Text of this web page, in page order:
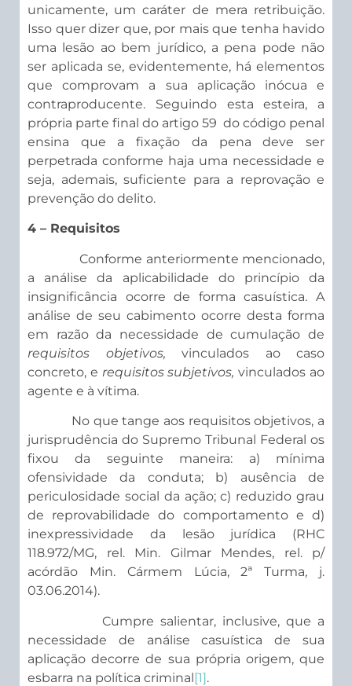
unicamente, um caráter de mera retribuição.
Isso quer dizer que, por mais que tenha havido
uma lesão ao bem jurídico, a pena pode não
ser aplicada se, evidentemente, há elementos
que comprovam a sua aplicação inócua e
contraproducente. Seguindo esta esteira, a
própria parte final do artigo 59 do código penal
ensina que a fixação da pena deve ser
perpetrada conforme haja uma necessidade e
seja, ademais, suficiente para a reprovação e
prevenção do delito.
4 – Requisitos
Conforme anteriormente mencionado,
a análise da aplicabilidade do princípio da
insignificância ocorre de forma casuística. A
análise de seu cabimento ocorre desta forma
em razão da necessidade de cumulação de
requisitos objetivos, vinculados ao caso
concreto, e requisitos subjetivos,vinculados ao
agente e à vítima.
No que tange aos requisitos objetivos, a
jurisprudência do Supremo Tribunal Federal os
fixou da seguinte maneira: a) mínima
ofensividade da conduta; b) ausência de
periculosidade social da ação; c) reduzido grau
de reprovabilidade do comportamento e d)
inexpressividade da lesão jurídica (RHC
118.972/MG, rel. Min. Gilmar Mendes, rel. p/
acórdão Min. Cármem Lúcia, 2ª Turma, j.
03.06.2014).
Cumpre salientar, inclusive, que a
necessidade de análise casuística de sua
aplicação decorre de sua própria origem, que
esbarra na política criminal[1].